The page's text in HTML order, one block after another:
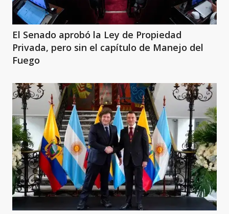
El Senado aprobó la Ley de Propiedad
Privada, pero sin el capítulo de Manejo del
Fuego